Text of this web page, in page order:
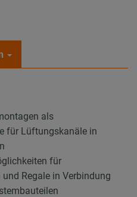
als
für Lüftungskanäle in
für
Regale in Verbindung